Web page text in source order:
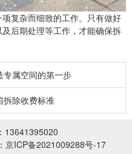
复杂而细致的工作。只有做好
后期处理等工作，才能确保拆
专属空间的第一步
拆除收费标准
13641395020
京ICP备2021009288号-17